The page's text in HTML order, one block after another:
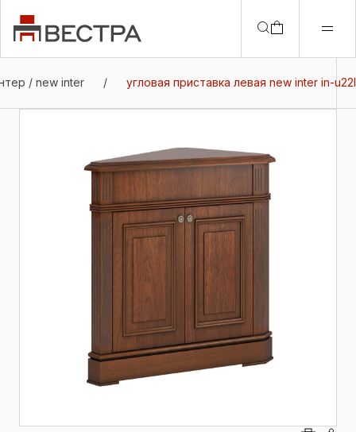
/ new inter / угловая приставка левая new inter in-u22l